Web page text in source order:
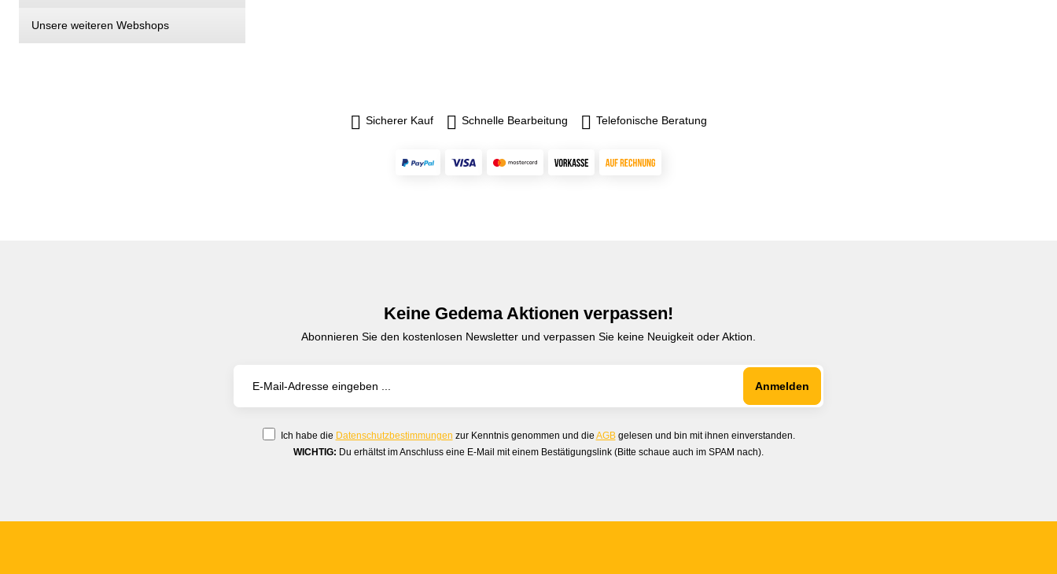
Unsere weiteren Webshops
Sicherer Kauf Schnelle Bearbeitung Telefonische Beratung
Keine Gedema Aktionen verpassen!
Abonnieren Sie den kostenlosen Newsletter und verpassen Sie keine Neuigkeit oder Aktion.
Ich habe die Datenschutzbestimmungen zur Kenntnis genommen und die AGBgelesen und bin mit ihnen einverstanden.
WICHTIG: Du erhältst im Anschluss eine E-Mail mit einem Bestätigungslink (Bitte schaue auch im SPAM nach).